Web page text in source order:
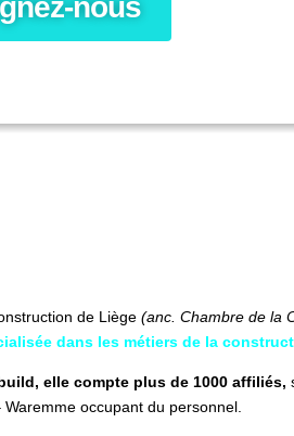
nous
de Liège (anc. Chambre de la
dans les métiers de la
elle compte plus de 1000 affiliés,
occupant du personnel.